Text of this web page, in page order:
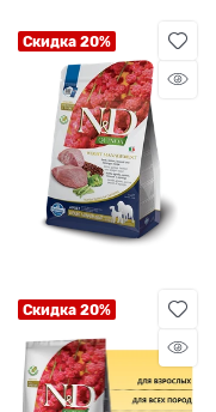
Скидка 20%
Скидка 20%